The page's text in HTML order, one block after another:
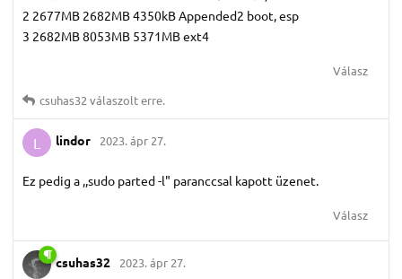
2 2677MB 2682MB 4350kB Appended2 boot, esp
3 2682MB 8053MB 5371MB ext4
Válasz
csuhas32 válaszolt erre.
L lindor 2023. ápr 27.
Ez pedig a ,,sudo parted -l" paranccsal kapott üzenet.
Válasz
csuhas32 2023. ápr 27.